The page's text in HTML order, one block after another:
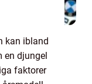
kan ibland
en djungel
faktorer